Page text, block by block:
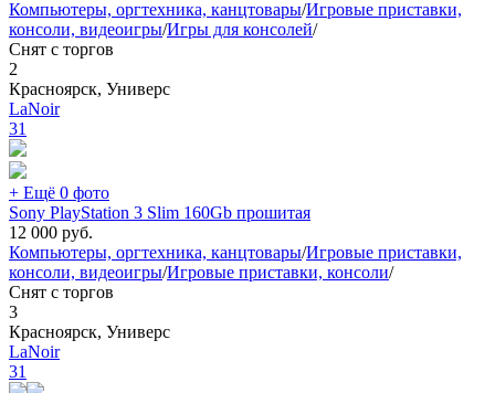
Компьютеры, оргтехника, канцтовары/Игровые приставки,
консоли, видеоигры/Игры для консолей/
Снят с торгов
2
Красноярск, Универс
LaNoir
31
+ Ещё 0 фото
Sony PlayStation 3 Slim 160Gb прошитая
12 000 руб.
Компьютеры, оргтехника, канцтовары/Игровые приставки,
консоли, видеоигры/Игровые приставки, консоли/
Снят с торгов
3
Красноярск, Универс
LaNoir
31